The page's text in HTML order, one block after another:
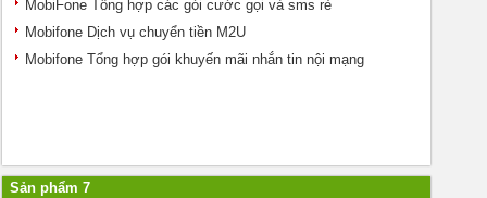
MobiFone Tổng hợp các gói cước gọi và sms rẻ
Mobifone Dịch vụ chuyển tiền M2U
Mobifone Tổng hợp gói khuyến mãi nhắn tin nội mạng
Sản phẩm 7